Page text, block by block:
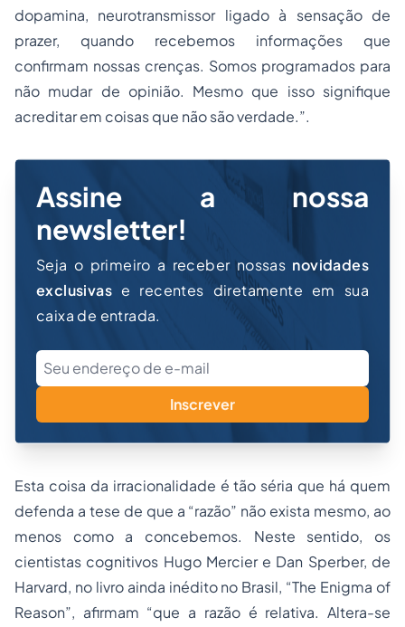
dopamina, neurotransmissor ligado à sensação de
prazer, quando recebemos informações que
confirmam nossas crenças. Somos programados para
não mudar de opinião. Mesmo que isso signifique
acreditar em coisas que não são verdade.”.
Assine a nossa
newsletter!
Seja o primeiro a receber nossas novidades
exclusivas e recentes diretamente em sua
caixa de entrada.
Inscrever
Esta coisa da irracionalidade é tão séria que há quem
defenda a tese de que a “razão” não exista mesmo, ao
menos como a concebemos. Neste sentido, os
cientistas cognitivos Hugo Mercier e Dan Sperber, de
Harvard, no livro ainda inédito no Brasil, “The Enigma of
Reason”, afirmam “que a razão é relativa. Altera-se